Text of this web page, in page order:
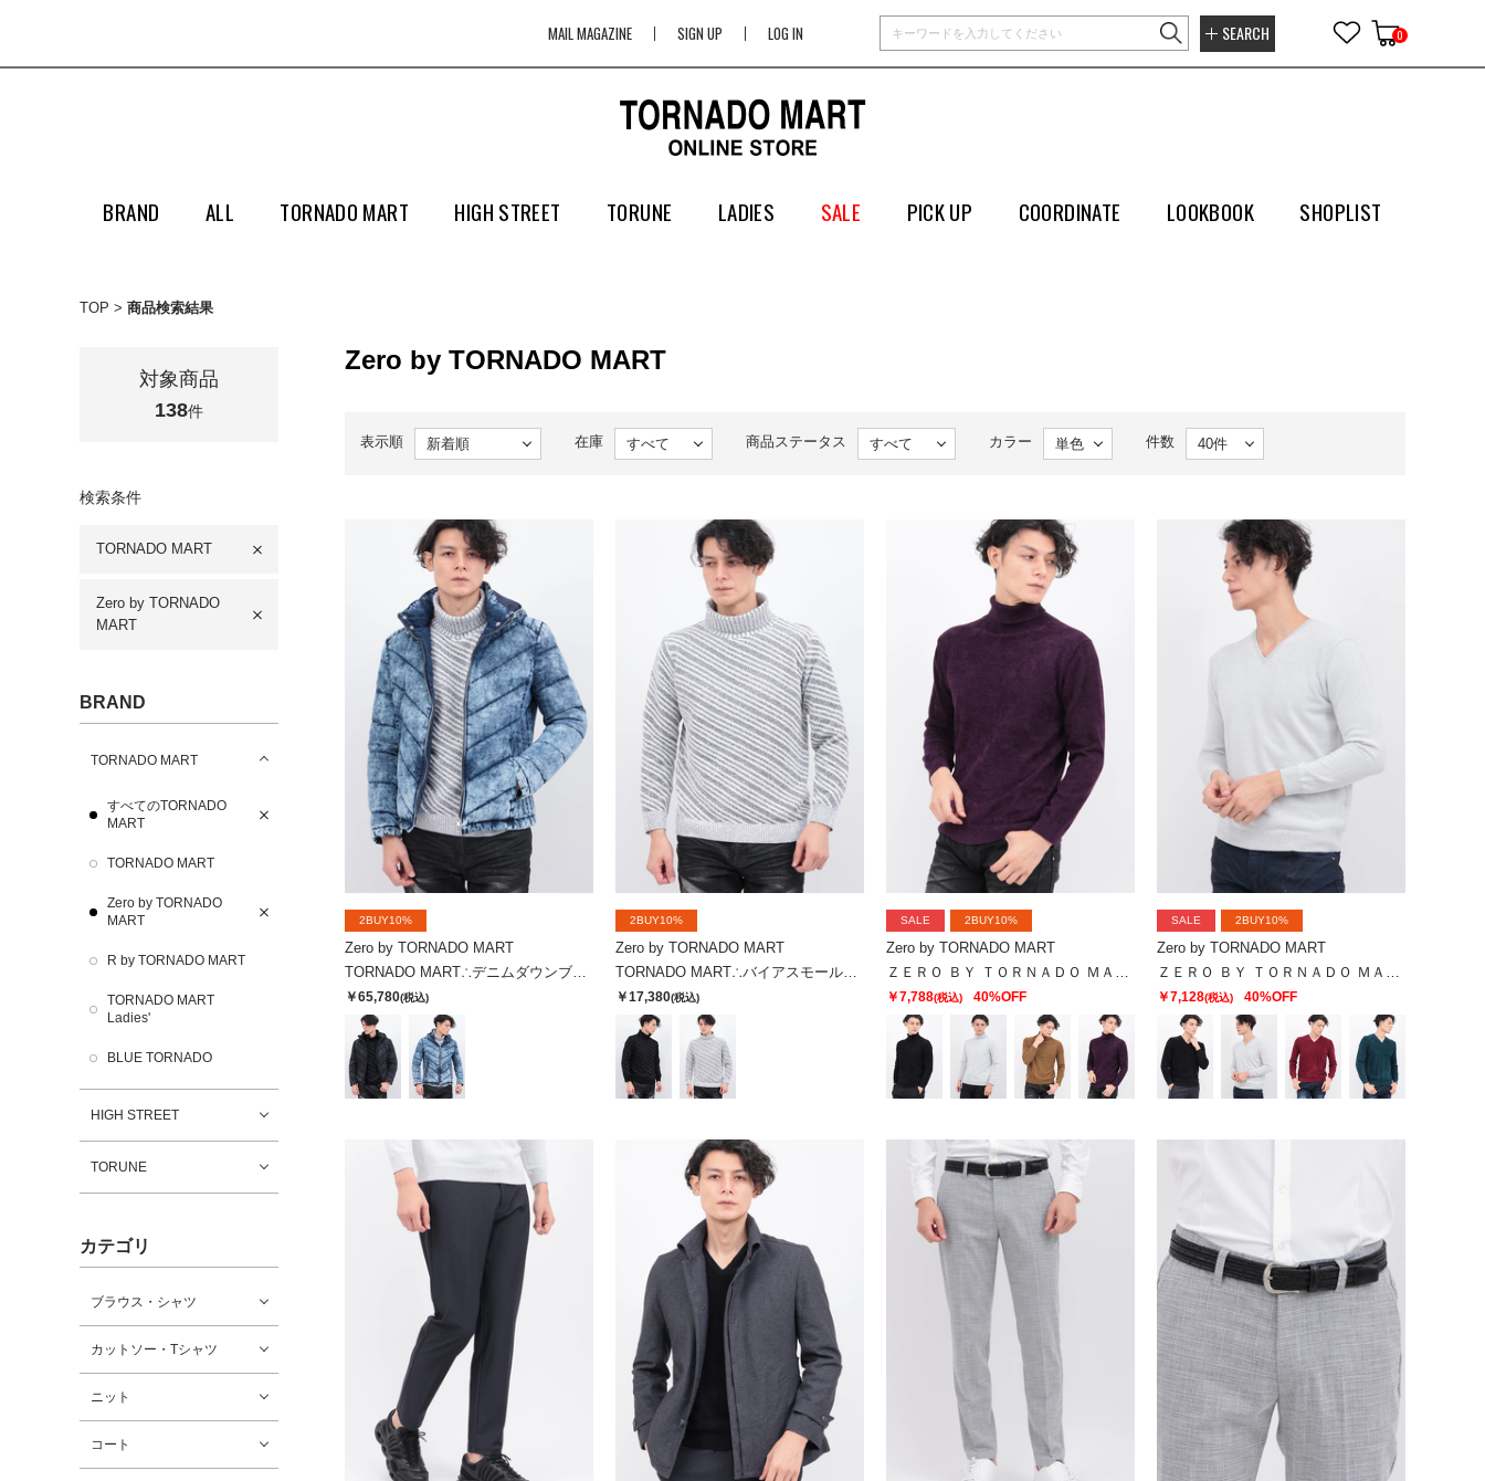
MAIL MAGAZINE SIGN UP LOG IN SEARCH 0
BRAND ALL TORNADO MART HIGH STREET TORUNE LADIES SALE PICK UP COORDINATE LOOKBOOK SHOPLIST
TOP 商品検索結果
対象商品
138件
検索条件
TORNADO MART
Zero by TORNADO
MART
BRAND
TORNADO MART
すべてのTORNADO
MART
TORNADO MART
Zero by TORNADO
MART
R by TORNADO MART
TORNADO MART
Ladies'
BLUE TORNADO
HIGH STREET
TORUNE
カテゴリ
ブラウス・シャツ
カットソー・Tシャツ
ニット
コート
Zero by TORNADO MART
表示順 在庫 商品ステータス カラー 件数
2BUY10%
Zero by TORNADO MART
￥65,780(税込)
2BUY10%
Zero by TORNADO MART
￥17,380(税込)
SALE 2BUY10%
Zero by TORNADO MART
￥7,788(税込) 40%OFF
SALE 2BUY10%
Zero by TORNADO MART
￥7,128(税込) 40%OFF